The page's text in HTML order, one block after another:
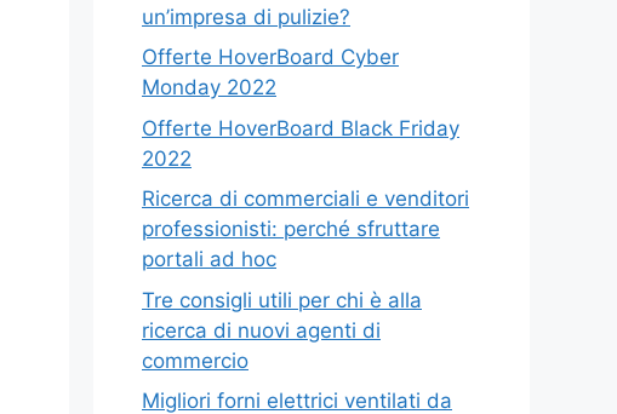
un’impresa di pulizie?
Offerte HoverBoard Cyber
Monday 2022
Offerte HoverBoard Black Friday
2022
Ricerca di commerciali e venditori
professionisti: perché sfruttare
portali ad hoc
Tre consigli utili per chi è alla
ricerca di nuovi agenti di
commercio
Migliori forni elettrici ventilati da